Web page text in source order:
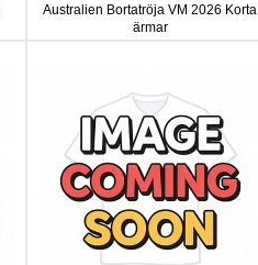
Australien Bortatröja VM 2026 Korta
ärmar